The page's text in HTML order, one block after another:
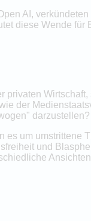
AI,
diese Wende für
der
darzustellen?
es um umstrittene
und